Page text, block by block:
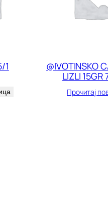
1
@IVOTINSKO
LIZLI 15GR
Прочитај